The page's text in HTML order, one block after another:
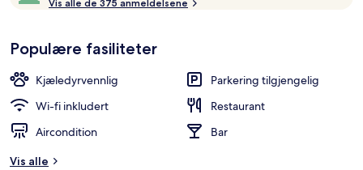
10,
o
Vis alle de 375 anmeldelsene
Populære fasiliteter
Kjæledyrvennlig
Parkering tilgjengelig
Wi-fi inkludert
Restaurant
Aircondition
Bar
Vis alle